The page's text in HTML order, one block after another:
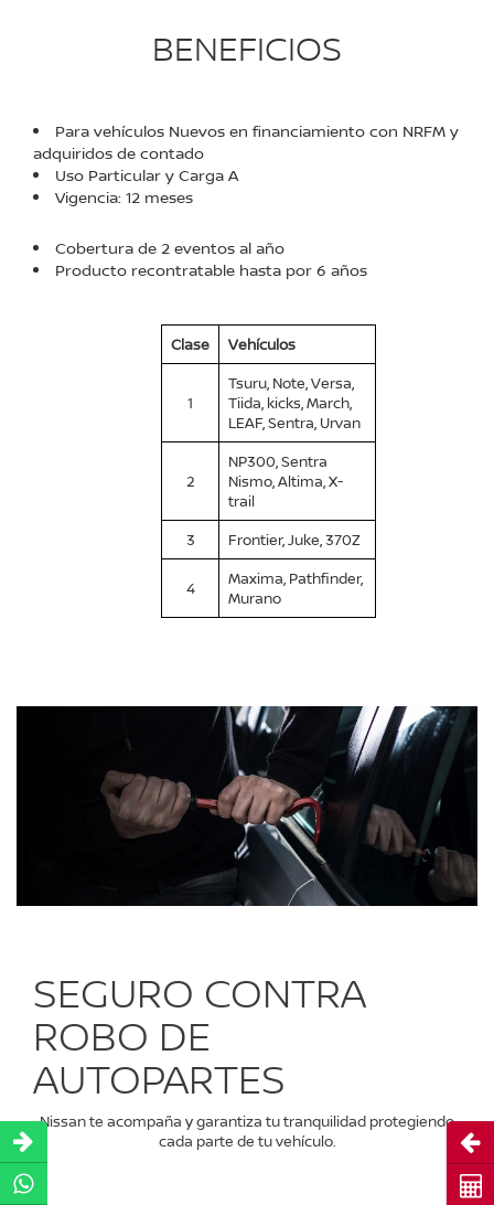
BENEFICIOS
Para vehículos Nuevos en financiamiento con NRFM y
adquiridos de contado
Uso Particular y Carga A
Vigencia: 12 meses
Cobertura de 2 eventos al año
Producto recontratable hasta por 6 años
Clase Vehículos
1
Tsuru, Note, Versa,
Tiida, kicks, March,
LEAF, Sentra, Urvan
2
NP300, Sentra
Nismo, Altima, X-
trail
3
Frontier, Juke, 370Z
4
Maxima, Pathfinder,
Murano
SEGURO CONTRA
ROBO DE
AUTOPARTES
Nissan te acompaña y garantiza tu tranquilidad protegiendo
cada parte de tu vehículo.